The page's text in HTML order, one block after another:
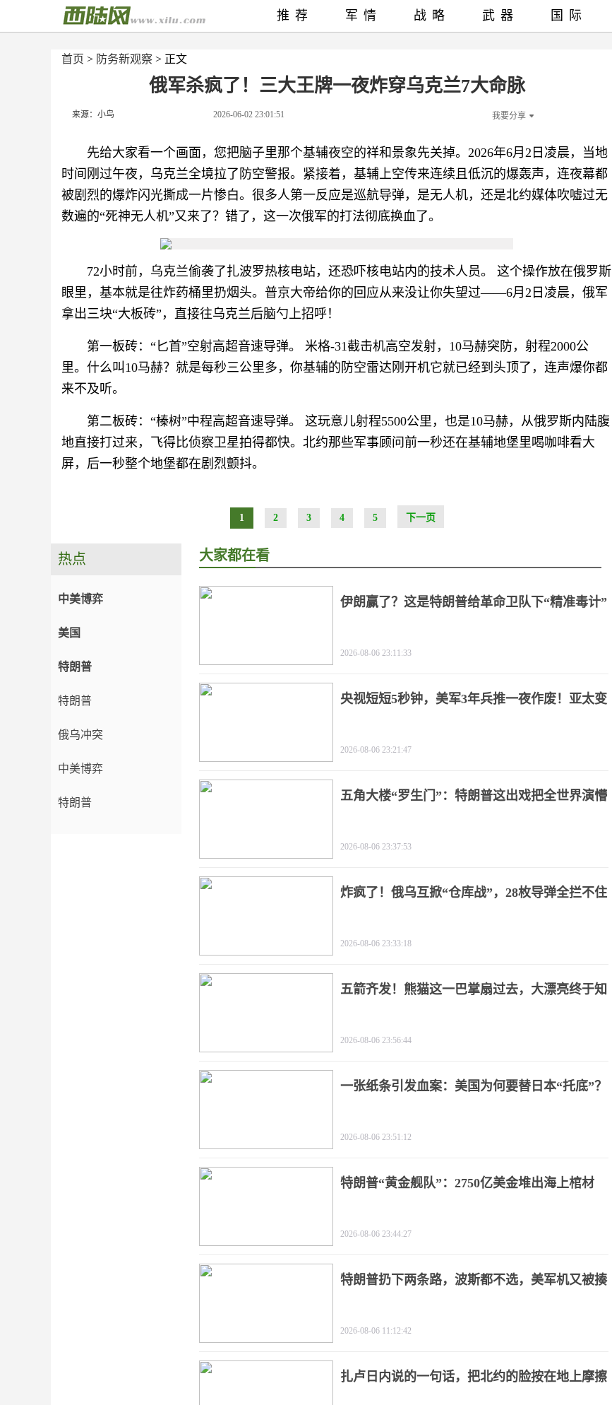
首页 > 防务新观察 > 正文
俄军杀疯了！三大王牌一夜炸穿乌克兰7大命脉
来源：小鸟 2026-06-02 23:01:51 我要分享
先给大家看一个画面，您把脑子里那个基辅夜空的祥和景象先关掉。2026年6月2日凌晨，当地
时间刚过午夜，乌克兰全境拉了防空警报。紧接着，基辅上空传来连续且低沉的爆轰声，连夜幕都
被剧烈的爆炸闪光撕成一片惨白。很多人第一反应是巡航导弹，是无人机，还是北约媒体吹嘘过无
数遍的“死神无人机”又来了？错了，这一次俄军的打法彻底换血了。
72小时前，乌克兰偷袭了扎波罗热核电站，还恐吓核电站内的技术人员。 这个操作放在俄罗斯
眼里，基本就是往炸药桶里扔烟头。普京大帝给你的回应从来没让你失望过——6月2日凌晨，俄军
拿出三块“大板砖”，直接往乌克兰后脑勺上招呼！
第一板砖：“匕首”空射高超音速导弹。 米格-31截击机高空发射，10马赫突防，射程2000公
里。什么叫10马赫？就是每秒三公里多，你基辅的防空雷达刚开机它就已经到头顶了，连声爆你都
来不及听。
第二板砖：“榛树”中程高超音速导弹。 这玩意儿射程5500公里，也是10马赫，从俄罗斯内陆腹
地直接打过来，飞得比侦察卫星拍得都快。北约那些军事顾问前一秒还在基辅地堡里喝咖啡看大
屏，后一秒整个地堡都在剧烈颤抖。
1 2 3 4 5 下一页
推荐 军情 战略 武器 国际
热点
中美博弈
美国
特朗普
特朗普
俄乌冲突
中美博弈
特朗普
大家都在看
伊朗赢了？这是特朗普给革命卫队下“精准毒计”
2026-08-06 23:11:33
央视短短5秒钟，美军3年兵推一夜作废！亚太变
2026-08-06 23:21:47
五角大楼“罗生门”：特朗普这出戏把全世界演懵
2026-08-06 23:37:53
炸疯了！俄乌互掀“仓库战”，28枚导弹全拦不住
2026-08-06 23:33:18
五箭齐发！熊猫这一巴掌扇过去，大漂亮终于知
2026-08-06 23:56:44
一张纸条引发血案：美国为何要替日本“托底”？
2026-08-06 23:51:12
特朗普“黄金舰队”：2750亿美金堆出海上棺材
2026-08-06 23:44:27
特朗普扔下两条路，波斯都不选，美军机又被揍
2026-08-06 11:12:42
扎卢日内说的一句话，把北约的脸按在地上摩擦